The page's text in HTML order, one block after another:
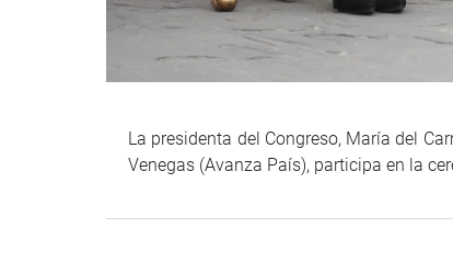
La presidenta del Congreso, María del
Venegas (Avanza País), participa en la